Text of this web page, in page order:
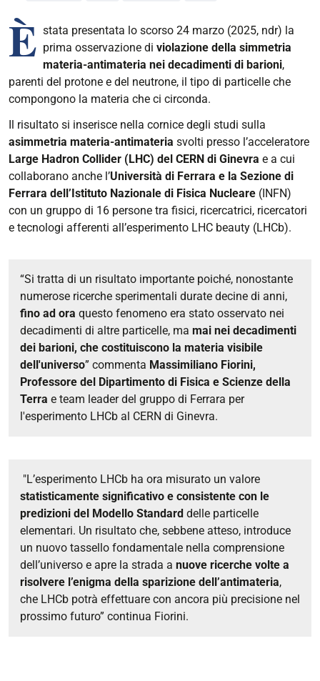
È stata presentata lo scorso 24 marzo (2025, ndr) la
prima osservazione di violazione della simmetria
materia-antimateria nei decadimenti di barioni,
parenti del protone e del neutrone, il tipo di particelle che
compongono la materia che ci circonda.
Il risultato si inserisce nella cornice degli studi sulla
asimmetria materia-antimateria svolti presso l’acceleratore
Large Hadron Collider (LHC) del CERN di Ginevra e a cui
collaborano anche l’Università di Ferrara e la Sezione di
Ferrara dell’Istituto Nazionale di Fisica Nucleare (INFN)
con un gruppo di 16 persone tra fisici, ricercatrici, ricercatori
e tecnologi afferenti all’esperimento LHC beauty (LHCb).
“Si tratta di un risultato importante poiché, nonostante
numerose ricerche sperimentali durate decine di anni,
fino ad ora questo fenomeno era stato osservato nei
decadimenti di altre particelle, ma mai nei decadimenti
dei barioni, che costituiscono la materia visibile
dell'universo” commenta Massimiliano Fiorini,
Professore del Dipartimento di Fisica e Scienze della
Terra e team leader del gruppo di Ferrara per
l'esperimento LHCb al CERN di Ginevra.
"L’esperimento LHCb ha ora misurato un valore
statisticamente significativo e consistente con le
predizioni del Modello Standard delle particelle
elementari. Un risultato che, sebbene atteso, introduce
un nuovo tassello fondamentale nella comprensione
dell’universo e apre la strada a nuove ricerche volte a
risolvere l’enigma della sparizione dell’antimateria,
che LHCb potrà effettuare con ancora più precisione nel
prossimo futuro” continua Fiorini.